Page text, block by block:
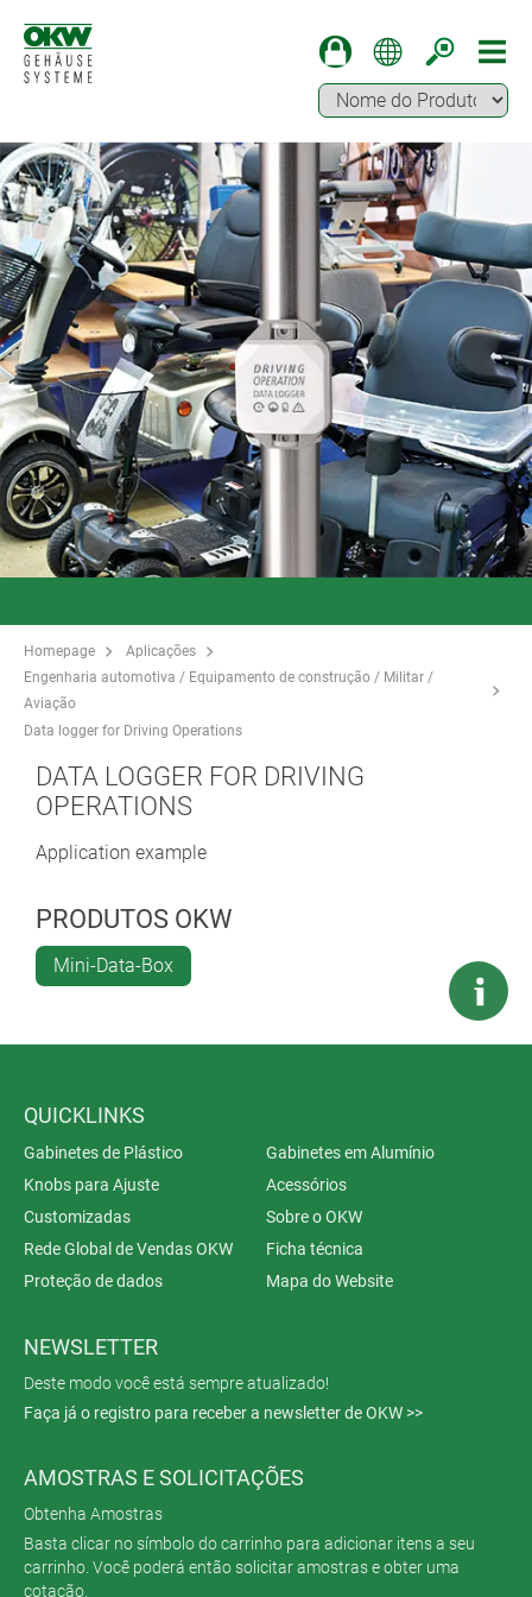
Homepage
Aplicações
Engenharia automotiva / Equipamento de construção / Militar /
Aviação
Data logger for Driving Operations
DATA LOGGER FOR DRIVING
OPERATIONS
Application example
PRODUTOS OKW
Mini-Data-Box
QUICKLINKS
Gabinetes de Plástico
Gabinetes em Alumínio
Knobs para Ajuste
Acessórios
Customizadas
Sobre o OKW
Rede Global de Vendas OKW
Ficha técnica
Proteção de dados
Mapa do Website
NEWSLETTER
Deste modo você está sempre atualizado!
Faça já o registro para receber a newsletter de OKW >>
AMOSTRAS E SOLICITAÇÕES
Obtenha Amostras
Basta clicar no símbolo do carrinho para adicionar itens a seu
carrinho. Você poderá então solicitar amostras e obter uma
cotação.